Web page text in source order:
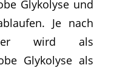
Glykolyse und
Je nach
wird als
Glykolyse als